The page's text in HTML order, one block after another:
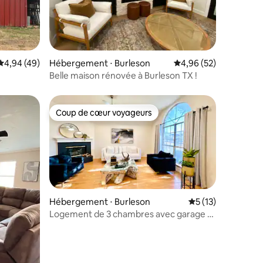
: 4,93 sur 5
moyenne sur la base de 49 commentaires : 4,94 sur 5
4,94 (49)
Hébergement ⋅ Burleson Évaluation moyenne
4,96 (52)
Belle maison rénovée à Burleson TX !
: 4,97 sur 5
Coup de cœur voyageurs
Coup de cœur voyageurs
Hébergement ⋅ Burleson Évaluation
5 (13)
Logement de 3 chambres avec garage et